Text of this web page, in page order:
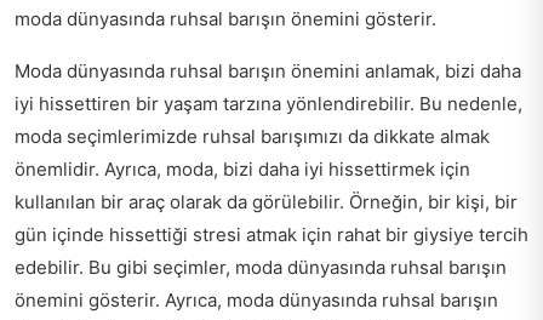
moda dünyasında ruhsal barışın önemini gösterir.
Moda dünyasında ruhsal barışın önemini anlamak, bizi daha
iyi hissettiren bir yaşam tarzına yönlendirebilir. Bu nedenle,
moda seçimlerimizde ruhsal barışımızı da dikkate almak
önemlidir. Ayrıca, moda, bizi daha iyi hissettirmek için
kullanılan bir araç olarak da görülebilir. Örneğin, bir kişi, bir
gün içinde hissettiği stresi atmak için rahat bir giysiye tercih
edebilir. Bu gibi seçimler, moda dünyasında ruhsal barışın
önemini gösterir. Ayrıca, moda dünyasında ruhsal barışın